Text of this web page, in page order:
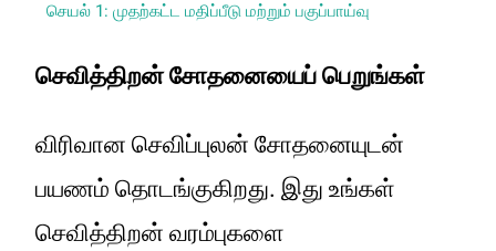
செயல் 1: முதற்கட்ட மதிப்பீடு மற்றும் பகுப்பாய்வு
செவித்திறன் சோதனையைப் பெறுங்கள்
விரிவான செவிப்புலன் சோதனையுடன்
பயணம் தொடங்குகிறது. இது உங்கள்
செவித்திறன் வரம்புகளை